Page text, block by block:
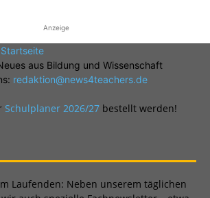
Anzeige
aus Bildung und Wissenschaft
redaktion@news4teachers.de
Schulplaner 2026/27 bestellt werden!
Laufenden: Neben unserem täglichen